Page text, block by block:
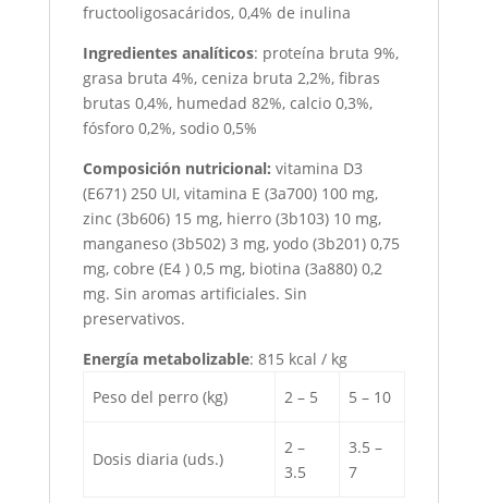
fructooligosacáridos, 0,4% de inulina
Ingredientes analíticos: proteína bruta 9%,
grasa bruta 4%, ceniza bruta 2,2%, fibras
brutas 0,4%, humedad 82%, calcio 0,3%,
fósforo 0,2%, sodio 0,5%
Composición nutricional: vitamina D3
(E671) 250 UI, vitamina E (3a700) 100 mg,
zinc (3b606) 15 mg, hierro (3b103) 10 mg,
manganeso (3b502) 3 mg, yodo (3b201) 0,75
mg, cobre (E4 ) 0,5 mg, biotina (3a880) 0,2
mg. Sin aromas artificiales. Sin
preservativos.
Energía metabolizable: 815 kcal / kg
Peso del perro (kg)
2 – 5 5 – 10
Dosis diaria (uds.)
2 –
3.5
3.5 –
7